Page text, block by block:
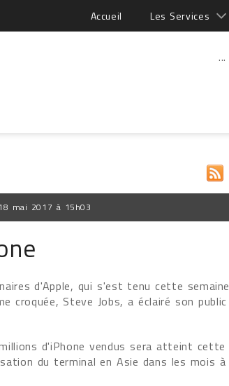
Accueil Les Services
...
mai 2017 à 15h03
d'Apple, qui s'est tenu cette semaine
croquée, Steve Jobs, a éclairé son public
d'iPhone vendus sera atteint cette
du terminal en Asie dans les mois à